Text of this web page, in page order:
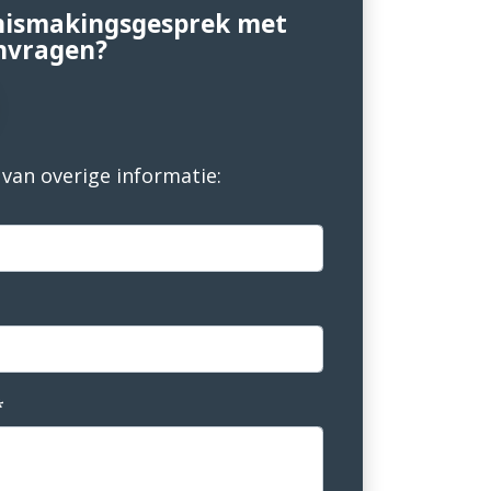
met
overige informatie: